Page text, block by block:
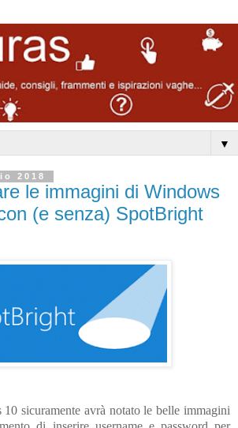
▼
2018
le immagini di Windows
(e senza) SpotBright
sicuramente avrà notato le belle immagini